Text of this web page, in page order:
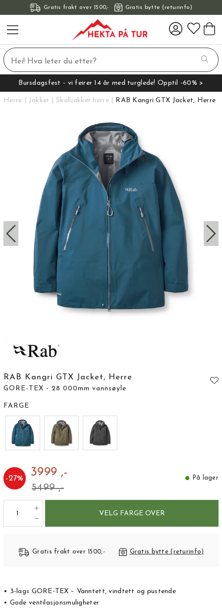
Gratis frakt over 1500,- Gratis bytte (returinfo)
Bursdagsfest - vi feirer 14 år med turglede! Opptil -60% >
Herre Jakker Skalljakker herre RAB Kangri GTX Jacket, Herre
RAB Kangri GTX Jacket, Herre
GORE-TEX - 28 000mm vannsøyle
FARGE
-27% 3999 ,-
5499 ,-
På lager
VELG FARGE OVER
Gratis frakt over 1500,- Gratis bytte (returinfo)
• 3-lags GORE-TEX – Vanntett, vindtett og pustende
• Gode ventilasjonsmuligheter